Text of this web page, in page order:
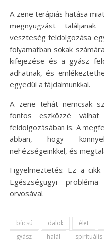
A zene terápiás hatása
megnyugvást
veszteség feldolgozása
folyamatban sokak
kifejezése és a gyász
adhatnak, és
egyedül a fájdalmunkkal.
A zene tehát nemcsak
fontos eszközzé
feldolgozásában is. A
abban, hogy
nehézségeinkkel, és
Figyelmeztetés: Ez a
Egészségügyi
orvosával.
búcsú dalok élet
gyász
halál spirituális